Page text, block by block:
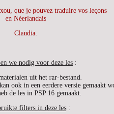
que je pouvez traduire vos leçons
en Néerlandais
Claudia.
we nodig voor deze les :
uit het rar-bestand.
ook in een eerdere versie gemaakt
de les in PSP 16 gemaakt.
filters in deze les: